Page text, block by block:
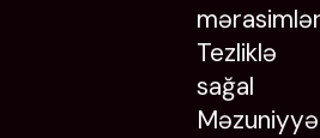
Tezliklə
sağal